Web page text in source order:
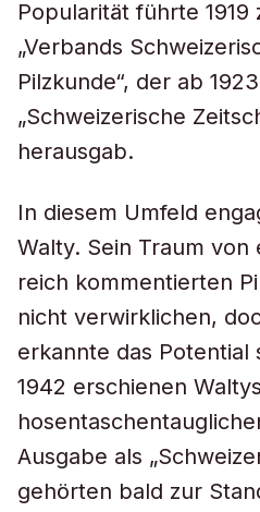
Popularität führte 1919
„Verbands
Pilzkunde“, der ab
„Schweizerische
herausgab.
In diesem Umfeld
Walty. Sein Traum
reich kommentierten
nicht verwirklichen,
erkannte das Potential
1942 erschienen
Ausgabe als
gehörten bald zur